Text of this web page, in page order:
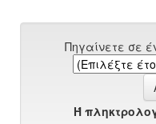
Πηγαίνετε σε
Ή